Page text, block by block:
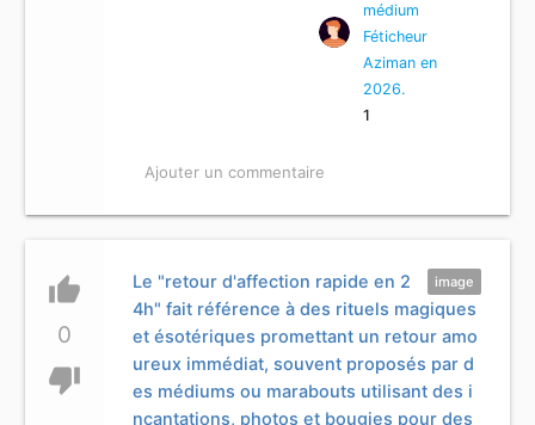
médium
Féticheur
Aziman en
2026.
1
Ajouter un commentaire
thumb_up
0
thumb_down
image
Le "retour d'affection rapide en 2
4h" fait référence à des rituels magiques
et ésotériques promettant un retour amo
ureux immédiat, souvent proposés par d
es médiums ou marabouts utilisant des i
ncantations, photos et bougies pour des